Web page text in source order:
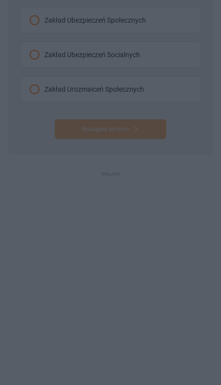
Zakład Ubezpieczeń Społecznych
Zakład Ubezpieczeń Socialnych
Zakład Urozmaiceń Społecznych
Następne pytanie